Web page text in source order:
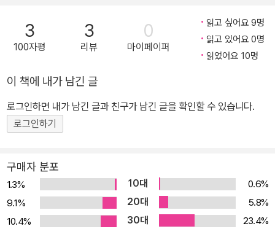
저질렀고, 그들의 오판은 참혹한 대공황을 불러오는데 큰 역할을 했
다. 저자는 작은 정책 하나가 얼마나 큰 반향을 불러일으키는지, 위기
의 증후가 곳곳에서 어떻게 발견되는지 설명하며 경제의 거대한 흐름
럼 작용한다고 생각한다. 전체적인 틀에는 아무런 해도 끼치지 않고
외과적 정밀함으로 문제를 제거할 수 있다고 믿는 것이다. 하지만 하
나의 정책은 오히려 해머처럼 작용한다. 경제의 전체적인 흐름을 알
고 싶다면 먼저 정책을 만드는 이들, 금융을 움직이는 자들을 보아야
이다. 경제는 단순한 산술법칙으로 움직이지 않는다. 대공황이라는
역사적 사건을 통해 금융의 복잡한 구조를 재치 있게 풀어낸 이 책은
단순히 눈앞의 상황을 보고 대처하는 것에서 벗어나 거대한 경제의
흐름을 읽고 곳곳에서 위기의 증후를 발견할 수 있는 안목을 길러준
3
100자평
3
리뷰
0
마이페이퍼
읽고 싶어요 9명
읽고 있어요 0명
읽었어요 10명
이 책에 내가 남긴 글
로그인하면 내가 남긴 글과 친구가 남긴 글을 확인할 수 있습니다.
로그인하기
구매자 분포
1.3% 10대
0.6%
9.1%
20대
5.8%
10.4%
30대
23.4%